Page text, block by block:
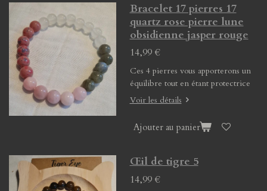
Bracelet 17 pierres 17
quartz rose pierre lune
obsidienne jasper rouge
14,99 €
Ces 4 pierres vous apporterons un
équilibre tout en étant protectrice
Voir les détails
Ajouter au panier
Œil de tigre 5
14,99 €